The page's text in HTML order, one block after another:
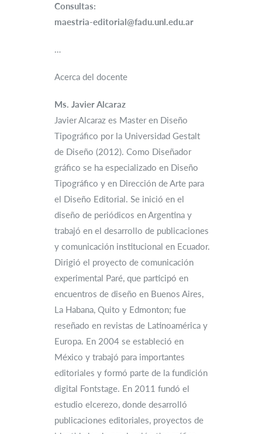
Consultas:
maestria-editorial@fadu.unl.edu.ar
…
Acerca del docente
Ms. Javier Alcaraz
Javier Alcaraz es Master en Diseño
Tipográfico por la Universidad Gestalt
de Diseño (2012). Como Diseñador
gráfico se ha especializado en Diseño
Tipográfico y en Dirección de Arte para
el Diseño Editorial. Se inició en el
diseño de periódicos en Argentina y
trabajó en el desarrollo de publicaciones
y comunicación institucional en Ecuador.
Dirigió el proyecto de comunicación
experimental Paré, que participó en
encuentros de diseño en Buenos Aires,
La Habana, Quito y Edmonton; fue
reseñado en revistas de Latinoamérica y
Europa. En 2004 se estableció en
México y trabajó para importantes
editoriales y formó parte de la fundición
digital Fontstage. En 2011 fundó el
estudio elcerezo, donde desarrolló
publicaciones editoriales, proyectos de